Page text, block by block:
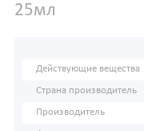
25мл
Действующие вещества
Страна производитель
Производитель